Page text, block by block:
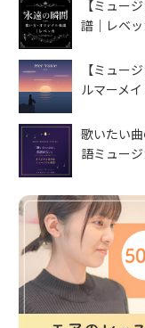
【ミュー
譜｜レベ
【ミュー
ルマーメ
歌いたい
語ミュー